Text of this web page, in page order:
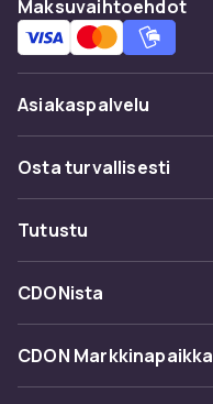
Maksuvaihtoehdot
Asiakaspalvelu
Usein kysyttyä (UKK)
Seuraa pakettia
Ota yhteyttä
Osta turvallisesti
Maksuvaihtoehdot
Toimitus
Takaisinvedot
Tutustu
Kategoriat
Tuotemerkit
CDONista
Tietoa meistä
Asiakasarvionnit
CDON Markkinapaikka